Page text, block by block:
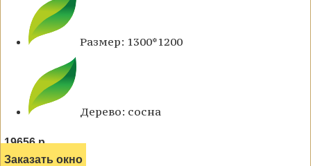
Размер: 1300*1200
Дерево: сосна
19656 р.
Заказать окно